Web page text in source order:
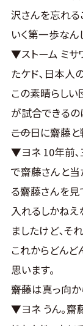
沢さんを忘れる
いく第一歩なん
▼ストーム ミサ
たケド､日本人
この素晴らしい
が試合できるの
――この日に齋藤
▼ヨネ 10年前､
で齋藤さんと当
る齋藤さんを
入れるしかねえ
ましたけど､そ
これからどん
思います。
――齋藤は真っ向
▼ヨネ うん｡齋